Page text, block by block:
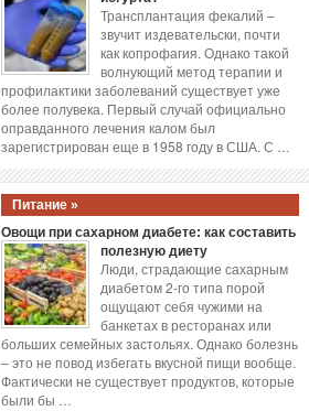
Трансплантация фекалий –
звучит издевательски, почти
как копрофагия. Однако такой
волнующий метод терапии и
профилактики заболеваний существует уже
более полувека. Первый случай официально
оправданного лечения калом был
зарегистрирован еще в 1958 году в США. С …
Питание »
Овощи при сахарном диабете: как составить
полезную диету
Люди, страдающие сахарным
диабетом 2-го типа порой
ощущают себя чужими на
банкетах в ресторанах или
больших семейных застольях. Однако болезнь
– это не повод избегать вкусной пищи вообще.
Фактически не существует продуктов, которые
были бы …